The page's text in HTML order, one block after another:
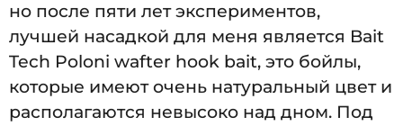
но после пяти лет экспериментов,
лучшей насадкой для меня является Bait
Tech Poloni wafter hook bait, это бойлы,
которые имеют очень натуральный цвет и
располагаются невысоко над дном. Под